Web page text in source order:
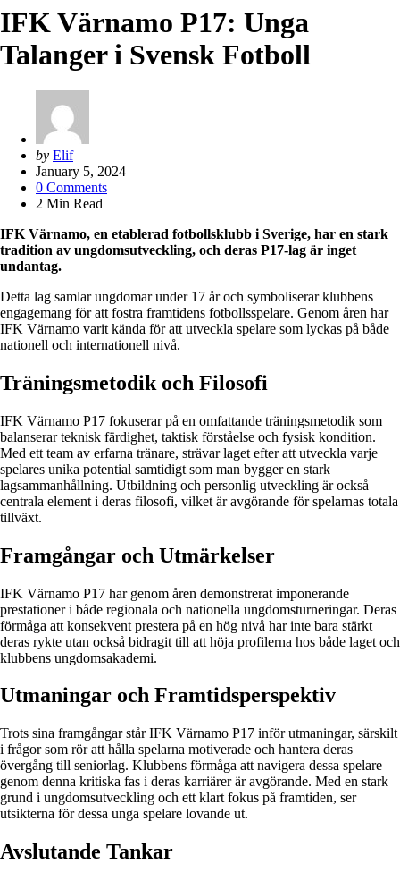
IFK Värnamo P17: Unga
Talanger i Svensk Fotboll
Posted
by
by Elif
January 5, 2024
0 Comments
2 Min Read
IFK Värnamo, en etablerad fotbollsklubb i Sverige, har en stark
tradition av ungdomsutveckling, och deras P17-lag är inget
undantag.
Detta lag samlar ungdomar under 17 år och symboliserar klubbens
engagemang för att fostra framtidens fotbollsspelare. Genom åren har
IFK Värnamo varit kända för att utveckla spelare som lyckas på både
nationell och internationell nivå.
Träningsmetodik och Filosofi
IFK Värnamo P17 fokuserar på en omfattande träningsmetodik som
balanserar teknisk färdighet, taktisk förståelse och fysisk kondition.
Med ett team av erfarna tränare, strävar laget efter att utveckla varje
spelares unika potential samtidigt som man bygger en stark
lagsammanhållning. Utbildning och personlig utveckling är också
centrala element i deras filosofi, vilket är avgörande för spelarnas totala
tillväxt.
Framgångar och Utmärkelser
IFK Värnamo P17 har genom åren demonstrerat imponerande
prestationer i både regionala och nationella ungdomsturneringar. Deras
förmåga att konsekvent prestera på en hög nivå har inte bara stärkt
deras rykte utan också bidragit till att höja profilerna hos både laget och
klubbens ungdomsakademi.
Utmaningar och Framtidsperspektiv
Trots sina framgångar står IFK Värnamo P17 inför utmaningar, särskilt
i frågor som rör att hålla spelarna motiverade och hantera deras
övergång till seniorlag. Klubbens förmåga att navigera dessa spelare
genom denna kritiska fas i deras karriärer är avgörande. Med en stark
grund i ungdomsutveckling och ett klart fokus på framtiden, ser
utsikterna för dessa unga spelare lovande ut.
Avslutande Tankar